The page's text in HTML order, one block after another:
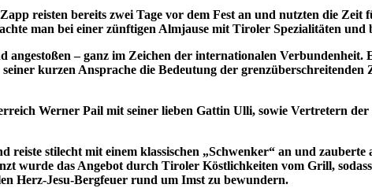
reisten bereits zwei Tage vor dem Fest an und nutzten die
man bei einer zünftigen Almjause mit Tiroler Spezialitäten
– ganz im Zeichen der internationalen Verbundenheit.
kurzen Ansprache die Bedeutung der
Werner Pail mit seiner lieben Gattin Ulli, sowie Vertretern
reiste stilecht mit einem klassischen „Schwenker“ an und
wurde das Angebot durch Tiroler Köstlichkeiten vom Grill,
Herz-Jesu-Bergfeuer rund um Imst zu bewundern.